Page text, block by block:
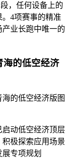
，任何设备上的
4项赛事的精准
业长跑中唯一的
海的低空经济
的低空经济版图
启动低空经济顶层
极探索应用场景
专项规划